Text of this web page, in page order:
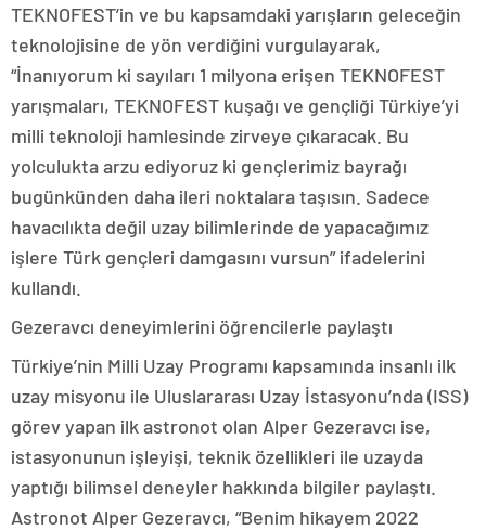
TEKNOFEST’in ve bu kapsamdaki yarışların geleceğin
teknolojisine de yön verdiğini vurgulayarak,
“İnanıyorum ki sayıları 1 milyona erişen TEKNOFEST
yarışmaları, TEKNOFEST kuşağı ve gençliği Türkiye’yi
milli teknoloji hamlesinde zirveye çıkaracak. Bu
yolculukta arzu ediyoruz ki gençlerimiz bayrağı
bugünkünden daha ileri noktalara taşısın. Sadece
havacılıkta değil uzay bilimlerinde de yapacağımız
işlere Türk gençleri damgasını vursun” ifadelerini
kullandı.
Gezeravcı deneyimlerini öğrencilerle paylaştı
Türkiye’nin Milli Uzay Programı kapsamında insanlı ilk
uzay misyonu ile Uluslararası Uzay İstasyonu’nda (ISS)
görev yapan ilk astronot olan Alper Gezeravcı ise,
istasyonunun işleyişi, teknik özellikleri ile uzayda
yaptığı bilimsel deneyler hakkında bilgiler paylaştı.
Astronot Alper Gezeravcı, “Benim hikayem 2022